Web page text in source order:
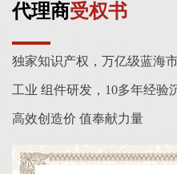
代理商受权书
独家知识产权，万亿级蓝海
工业 组件研发，10多年经验
高效创造价 值奉献力量